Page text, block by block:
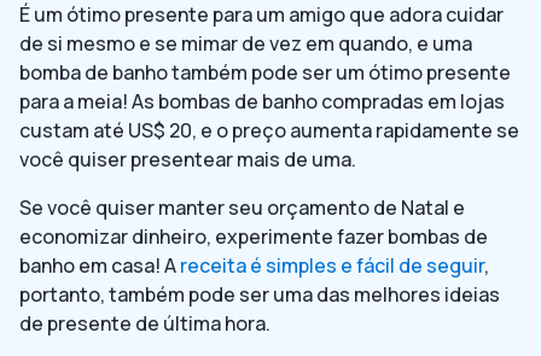
É um ótimo presente para um amigo que adora cuidar
de si mesmo e se mimar de vez em quando, e uma
bomba de banho também pode ser um ótimo presente
para a meia! As bombas de banho compradas em lojas
custam até US$ 20, e o preço aumenta rapidamente se
você quiser presentear mais de uma.
Se você quiser manter seu orçamento de Natal e
economizar dinheiro, experimente fazer bombas de
banho em casa! Areceita é simples e fácil de seguir,
portanto, também pode ser uma das melhores ideias
de presente de última hora.